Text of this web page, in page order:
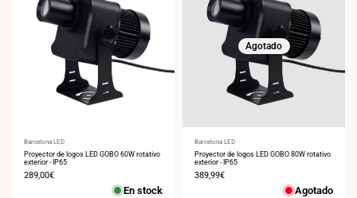
Proveedor:
Barcelona LED
Proyector de logos LED GOBO 60W rotativo
exterior - IP65
Precio
289,00€
En stock
Agotado
Proveedor:
Barcelona LED
Proyector de logos LED GOBO 80W rotativo
exterior - IP65
Precio
389,99€
Agotado